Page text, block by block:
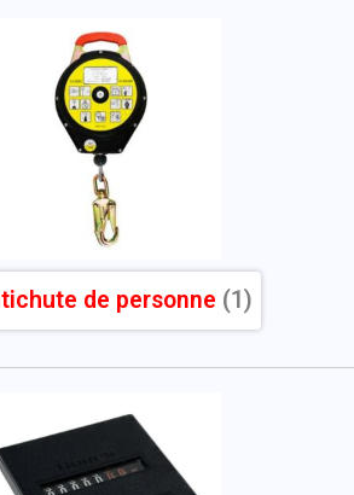
de personne (1)